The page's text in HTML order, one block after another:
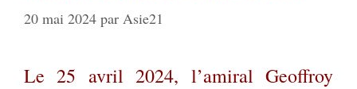
20 mai 2024 par Asie21
Le 25 avril 2024, l’amiral Geoffroy